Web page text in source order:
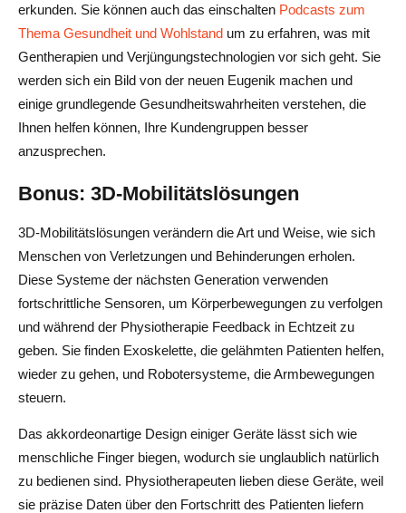
erkunden. Sie können auch das einschalten Podcasts zum
Thema Gesundheit und Wohlstand um zu erfahren, was mit
Gentherapien und Verjüngungstechnologien vor sich geht. Sie
werden sich ein Bild von der neuen Eugenik machen und
einige grundlegende Gesundheitswahrheiten verstehen, die
Ihnen helfen können, Ihre Kundengruppen besser
anzusprechen.
Bonus: 3D-Mobilitätslösungen
3D-Mobilitätslösungen verändern die Art und Weise, wie sich
Menschen von Verletzungen und Behinderungen erholen.
Diese Systeme der nächsten Generation verwenden
fortschrittliche Sensoren, um Körperbewegungen zu verfolgen
und während der Physiotherapie Feedback in Echtzeit zu
geben. Sie finden Exoskelette, die gelähmten Patienten helfen,
wieder zu gehen, und Robotersysteme, die Armbewegungen
steuern.
Das akkordeonartige Design einiger Geräte lässt sich wie
menschliche Finger biegen, wodurch sie unglaublich natürlich
zu bedienen sind. Physiotherapeuten lieben diese Geräte, weil
sie präzise Daten über den Fortschritt des Patienten liefern